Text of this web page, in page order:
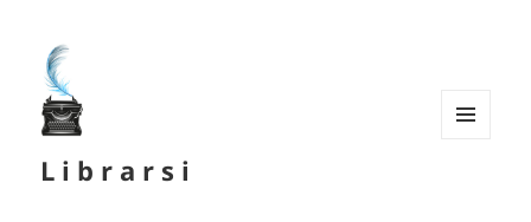
L i b r a r s i